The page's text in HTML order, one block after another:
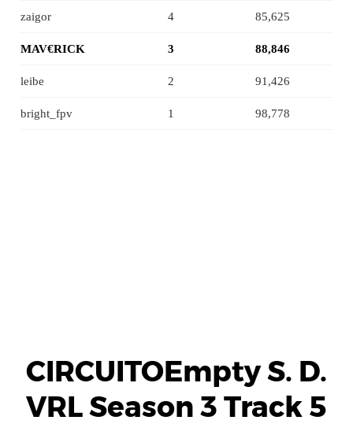
zaigor 4 85,625
MAV€RICK 3 88,846
leibe 2 91,426
bright_fpv 1 98,778
CIRCUITOEmpty S. D.
VRL Season 3 Track 5